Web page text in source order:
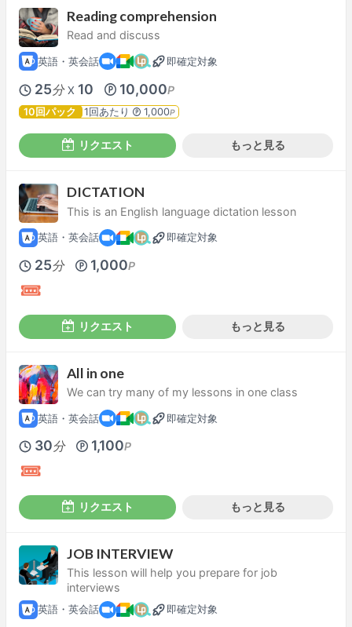
Reading comprehension
Read and discuss
英語・英会話 即確定対象
25分 X 10 10,000P
10回パック 1回あたり 1,000P
リクエスト もっと見る
DICTATION
This is an English language dictation lesson
英語・英会話 即確定対象
25分 1,000P
リクエスト もっと見る
All in one
We can try many of my lessons in one class
英語・英会話 即確定対象
30分 1,100P
リクエスト もっと見る
JOB INTERVIEW
This lesson will help you prepare for job
interviews
英語・英会話 即確定対象